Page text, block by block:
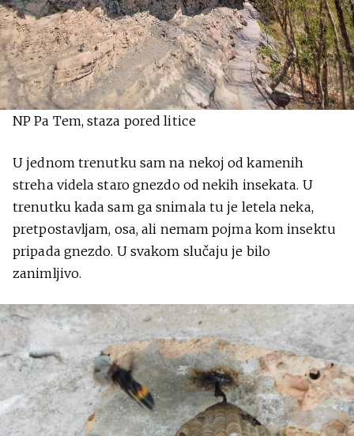
NP Pa Tem, staza pored litice
U jednom trenutku sam na nekoj od kamenih
streha videla staro gnezdo od nekih insekata. U
trenutku kada sam ga snimala tu je letela neka,
pretpostavljam, osa, ali nemam pojma kom insektu
pripada gnezdo. U svakom slučaju je bilo
zanimljivo.